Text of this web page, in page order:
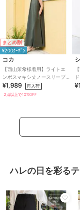
まとめ割
¥200ｸｰﾎﾟﾝ
コカ
【西山茉希様着用】ライトエ
ンボスマキシ丈ノースリーブ
ワンピース 全4色 / シワになり
にくい・速乾
¥1,989 再入荷
2点以上で10%OFF
ド
ハレの日を彩る